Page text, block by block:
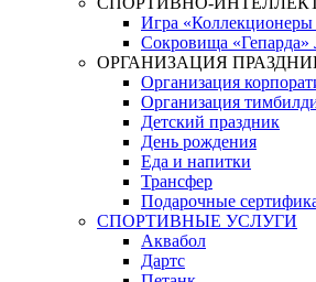
Игра «Коллекционеры
Сокровища «Гепарда»
ОРГАНИЗАЦИЯ
Организация
Организация
Детский праздник
День рождения
Еда и напитки
Трансфер
Подарочные
СПОРТИВНЫЕ УСЛУГИ
Аквабол
Дартс